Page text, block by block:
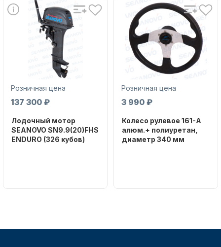
Масла для лодочных моторов
Розничная цена
137 300 ₽
Лодочный мотор
SEANOVO SN9.9(20)FHS
ENDURO (326 кубов)
Бензиновый
Розничная цена
3 990 ₽
Колесо рулевое 161-A
алюм.+ полиуретан,
диаметр 340 мм